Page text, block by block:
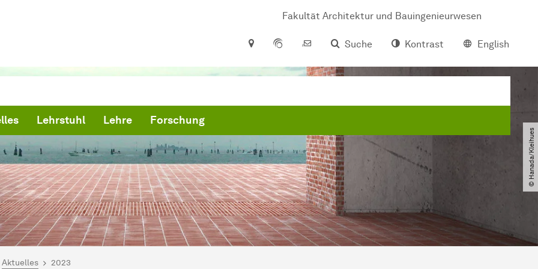
Fakultät Architektur und Bauingenieurwesen
Suche
Kontrast English
Lehrstuhl Lehre Forschung
© Hanada​/​Kleihues
hier:
Aktuelles 2023